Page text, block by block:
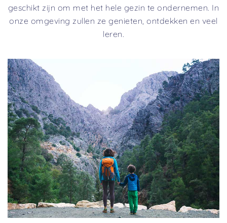
geschikt zijn om met het hele gezin te ondernemen. In
onze omgeving zullen ze genieten, ontdekken en veel
leren.